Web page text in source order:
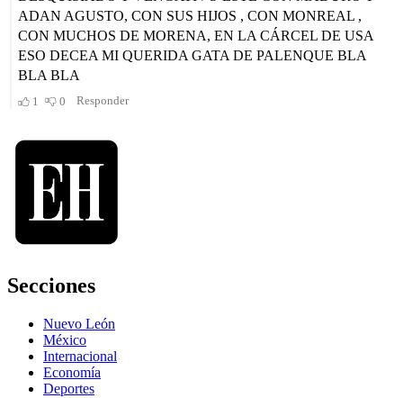
Secciones
Nuevo León
México
Internacional
Economía
Deportes